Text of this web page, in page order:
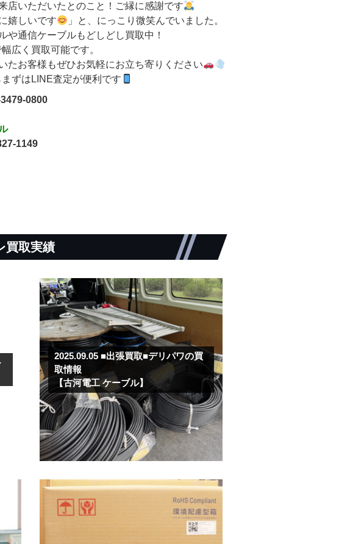
店いただいたとのこと！ご縁に感謝です
嬉しいです
」と、にっこり微笑んでいました。
通信ケーブルもどしどし買取中！
広く買取可能です。
たお客様もぜひお気軽にお立ち寄りください
ずはLINE査定が便利です
0800
1149
買取実績
2025.09.05■出張買取■デリパワの買
取情報
【古河電工 ケーブル】